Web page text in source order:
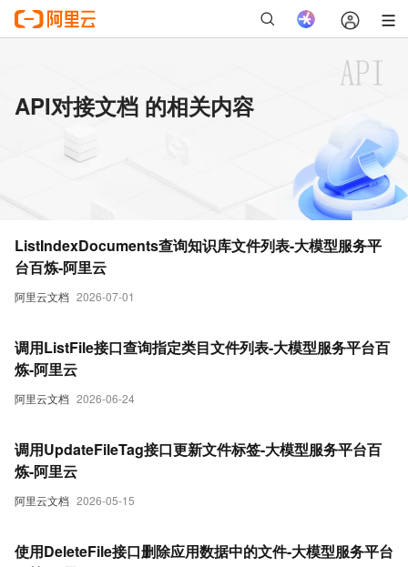
API对接文档 的相关内容
阿里云文档 2026-07-01
ListIndexDocuments查询知识库文件列表-大模型服务平
台百炼-阿里云
阿里云文档 2026-06-24
调用ListFile接口查询指定类目文件列表-大模型服务平台百
炼-阿里云
阿里云文档 2026-05-15
调用UpdateFileTag接口更新文件标签-大模型服务平台百
炼-阿里云
使用DeleteFile接口删除应用数据中的文件-大模型服务平台